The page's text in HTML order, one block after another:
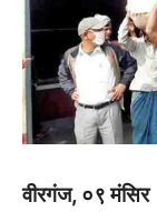
वीरगंज, ०९ मंसिर